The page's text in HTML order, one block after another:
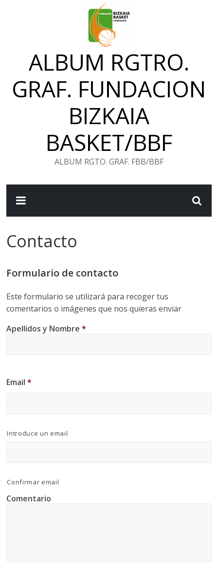
ALBUM RGTRO.
GRAF. FUNDACION
BIZKAIA
BASKET/BBF
ALBUM RGTO. GRAF. FBB/BBF
Contacto
Formulario de contacto
Este formulario se utilizará para recoger tus
comentarios o imágenes que nos quieras enviar
Apellidos y Nombre *
Email *
Introduce un email
Confirmar email
Comentario